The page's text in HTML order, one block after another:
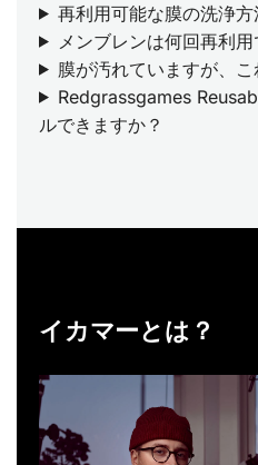
再利用可能な膜の洗浄方
メンブレンは何回再利
膜が汚れていますが、
Redgrassgames
ルできますか？
イカマーとは？